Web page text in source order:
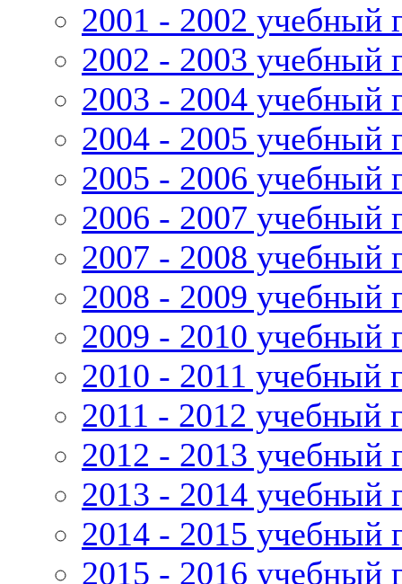
2001 - 2002 учебный
2002 - 2003 учебный
2003 - 2004 учебный
2004 - 2005 учебный
2005 - 2006 учебный
2006 - 2007 учебный
2007 - 2008 учебный
2008 - 2009 учебный
2009 - 2010 учебный
2010 - 2011 учебный
2011 - 2012 учебный
2012 - 2013 учебный
2013 - 2014 учебный
2014 - 2015 учебный
2015 - 2016 учебный